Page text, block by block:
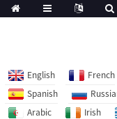
English French
Spanish
Arabic
Irish